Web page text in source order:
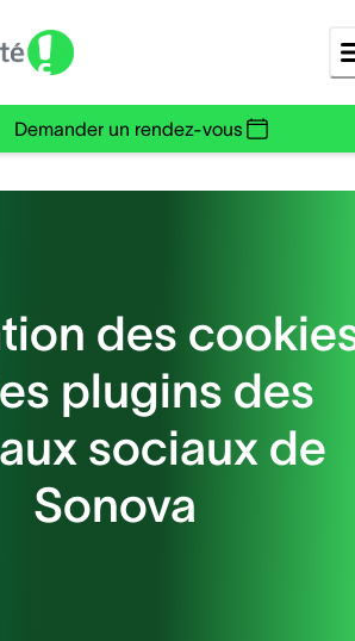
Demander un rendez-vous
des
plugins des
sociaux de
Sonova